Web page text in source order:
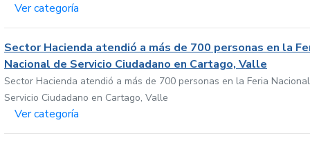
Ver categoría
Sector Hacienda atendió a más de 700 personas en la
Nacional de Servicio Ciudadano en Cartago, Valle
Sector Hacienda atendió a más de 700 personas en la Feria
Servicio Ciudadano en Cartago, Valle
Ver categoría